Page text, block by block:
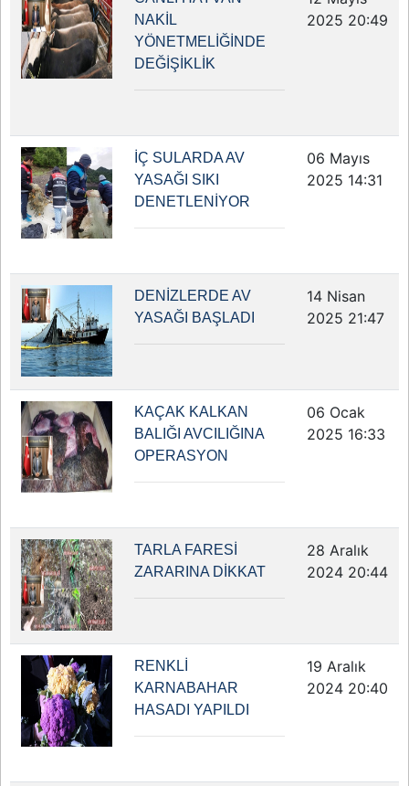
NAKİL
YÖNETMELİĞİNDE
DEĞİŞİKLİK
2025 20:49
İÇ SULARDA AV
YASAĞI SIKI
DENETLENİYOR
06 Mayıs
2025 14:31
DENİZLERDE AV
YASAĞI BAŞLADI
14 Nisan
2025 21:47
KAÇAK KALKAN
BALIĞI AVCILIĞINA
OPERASYON
06 Ocak
2025 16:33
TARLA FARESİ
ZARARINA DİKKAT
28 Aralık
2024 20:44
RENKLİ
KARNABAHAR
HASADI YAPILDI
19 Aralık
2024 20:40